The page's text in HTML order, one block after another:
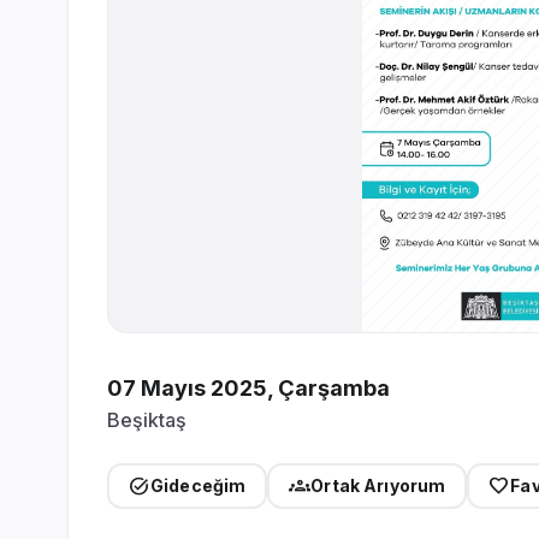
07 Mayıs 2025, Çarşamba
Beşiktaş
task_altGideceğim groupsOrtak Arıyorum favorite_border